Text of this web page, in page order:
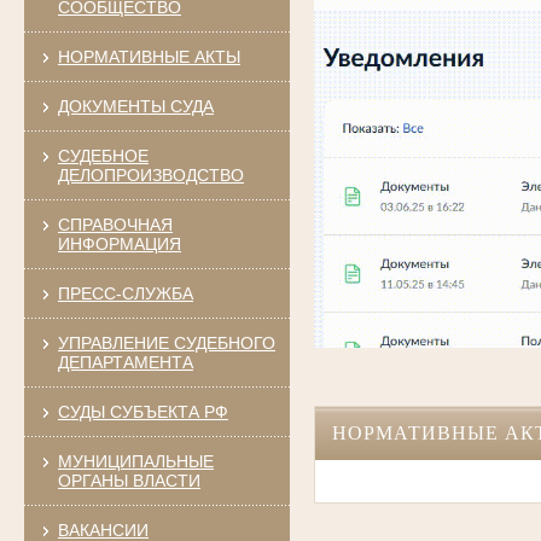
СООБЩЕСТВО
НОРМАТИВНЫЕ АКТЫ
ДОКУМЕНТЫ СУДА
СУДЕБНОЕ
ДЕЛОПРОИЗВОДСТВО
СПРАВОЧНАЯ
ИНФОРМАЦИЯ
ПРЕСС-СЛУЖБА
УПРАВЛЕНИЕ СУДЕБНОГО
ДЕПАРТАМЕНТА
СУДЫ СУБЪЕКТА РФ
МУНИЦИПАЛЬНЫЕ
ОРГАНЫ ВЛАСТИ
ВАКАНСИИ
НОРМАТИВНЫЕ